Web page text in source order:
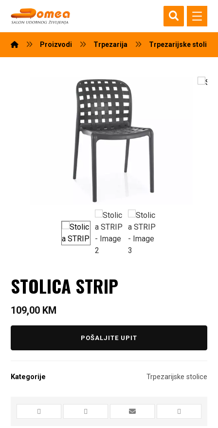
Proizvodi Trpezarija Trpezarijske stolice
STOLICA STRIP
109,00 KM
POŠALJITE UPIT
Kategorije Trpezarijske stolice